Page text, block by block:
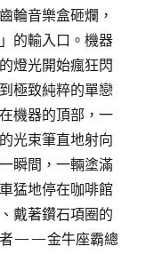
輪音樂盒砸爛，
的輸入口。機器
燈光開始瘋狂閃
極致純粹的單戀
機器的頂部，一
光束筆直地射向
瞬間，一輛塗滿
猛地停在咖啡館
戴著鑽石項圈的
者——金牛座霸總